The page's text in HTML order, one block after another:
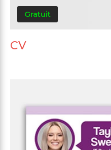
Gratuit
CV